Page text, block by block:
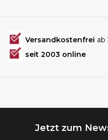
Versandkostenfrei ab
seit 2003 online
Jetzt zum